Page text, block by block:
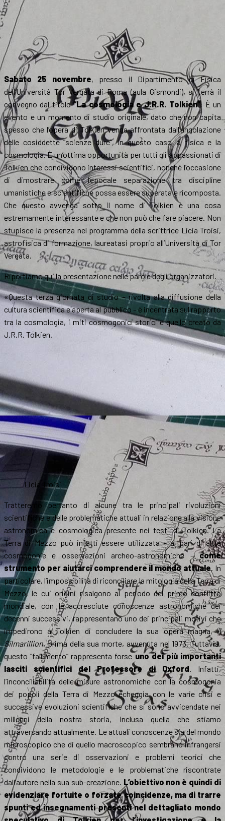
Sabato 25 novembre, presso il Dipartimento di Fisica
dell’Università Tor Vergata di Roma (aula Gismondi), si terrà il
convegno dal titolo“La cosmologia e J.R.R. Tolkien”. È un
evento e un momento di studio originale, dato che non capita
spesso che l’opera di Tolkien venga affrontata dall’angolazione
delle cosiddette “scienze dure”, in questo caso la fisica e la
cosmologia. È un’ottima opportunità per tutti gli appassionati di
Tolkien che condividono interessi scientifici, nonché l’occasione
di dimostrare come l’epocale separazione tra discipline
umanistiche e scientifiche possa essere superata e ricomposta.
Che questo avvenga sotto il nome di Tolkien è una cosa
estremamente interessante e che non può che fare piacere. Non
stupisce la presenza nel programma della scrittrice Licia Troisi,
astrofisica di formazione, laureatasi proprio all’Università di Tor
Vergata.
Riportiamo qui la presentazione nelle parole degli organizzatori.
«Questa terza giornata di studio – rivolta alla diffusione della
cultura scientifica e aperta al pubblico – è incentrata sul rapporto
tra la cosmologia, i miti cosmogonici storici e quello creato da
J.R.R. Tolkien.
Licia Troisi
Tratteremo pertanto di alcune tra le principali rivoluzioni
scientifiche e delle problematiche attuali in relazione alla visione
astronomica e cosmologica presente nei testi di Tolkien. La
Terra di Mezzo può infatti essere utilizzata – al pari di altre
cosmogonie e osservazioni archeo-astronomiche –come
strumento per aiutarci comprendere il mondo attuale. In
particolare, l’impossibilità di riconciliare la mitologia della Terra di
Mezzo, le cui origini risalgono al periodo del primo conflitto
mondiale, con le accresciute conoscenze astronomiche dei
decenni successivi, rappresentano uno dei principali motivi che
impedirono a Tolkien di concludere la sua opera magna,Il
Silmarillion, prima della sua morte, avvenuta nel 1973. Tuttavia,
questo “fallimento” rappresenta forseuno dei più importanti
lasciti scientifici del Professore di Oxford. Infatti,
l’inconciliabilità delle misure astronomiche con la cosmogonia
dei popoli della Terra di Mezzo echeggia con le varie crisi e
successive evoluzioni scientifiche che si sono avvicendate nei
millenni della nostra storia, inclusa quella che stiamo
attraversando attualmente. Le attuali conoscenze sia del mondo
microscopico che di quello macroscopico sembrano infrangersi
contro una serie di osservazioni e problemi teorici che
condividono le metodologie e le problematiche riscontrate
dall’autore nella sua sub-creazione. L’obiettivo non è quindi di
evidenziare fortuite o forzate coincidenze, ma di trarre
spunti ed insegnamenti presenti nel dettagliato mondo